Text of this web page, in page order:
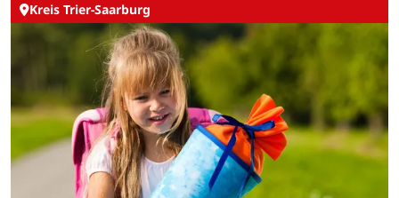
Kreis Trier-Saarburg